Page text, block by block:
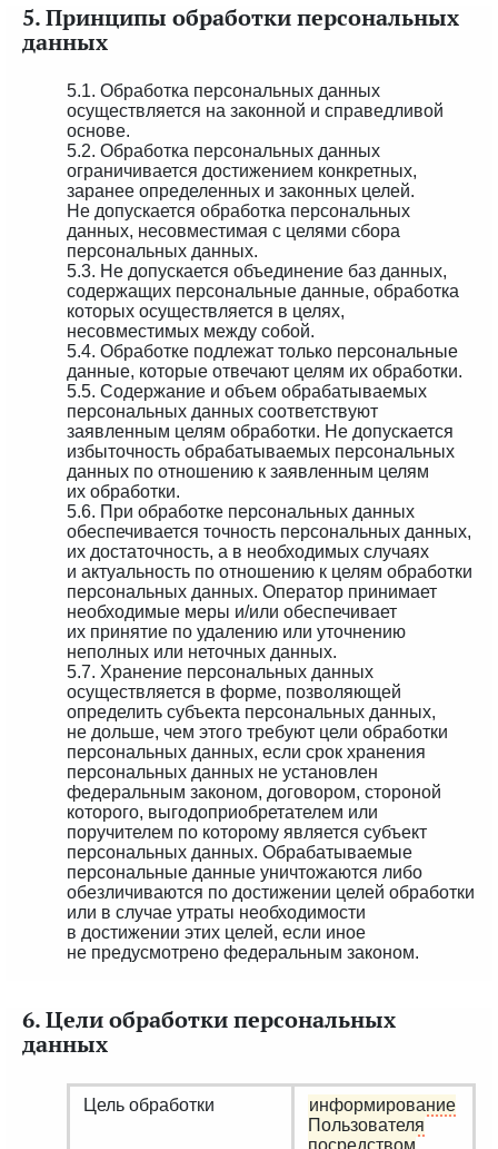
5. Принципы обработки персональных
данных
5.1. Обработка персональных данных
осуществляется на законной и справедливой
основе.
5.2. Обработка персональных данных
ограничивается достижением конкретных,
заранее определенных и законных целей.
Не допускается обработка персональных
данных, несовместимая с целями сбора
персональных данных.
5.3. Не допускается объединение баз данных,
содержащих персональные данные, обработка
которых осуществляется в целях,
несовместимых между собой.
5.4. Обработке подлежат только персональные
данные, которые отвечают целям их обработки.
5.5. Содержание и объем обрабатываемых
персональных данных соответствуют
заявленным целям обработки. Не допускается
избыточность обрабатываемых персональных
данных по отношению к заявленным целям
их обработки.
5.6. При обработке персональных данных
обеспечивается точность персональных данных,
их достаточность, а в необходимых случаях
и актуальность по отношению к целям обработки
персональных данных. Оператор принимает
необходимые меры и/или обеспечивает
их принятие по удалению или уточнению
неполных или неточных данных.
5.7. Хранение персональных данных
осуществляется в форме, позволяющей
определить субъекта персональных данных,
не дольше, чем этого требуют цели обработки
персональных данных, если срок хранения
персональных данных не установлен
федеральным законом, договором, стороной
которого, выгодоприобретателем или
поручителем по которому является субъект
персональных данных. Обрабатываемые
персональные данные уничтожаются либо
обезличиваются по достижении целей обработки
или в случае утраты необходимости
в достижении этих целей, если иное
не предусмотрено федеральным законом.
6. Цели обработки персональных
данных
Цель обработки
информирование
Пользователя
посредством